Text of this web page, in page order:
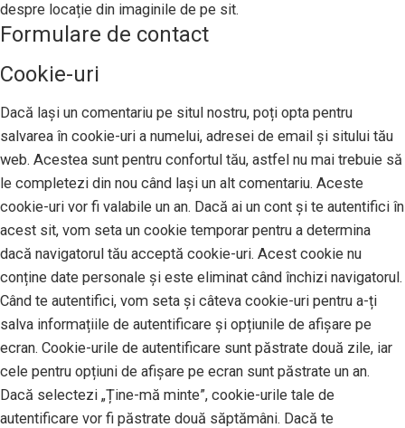
despre locație din imaginile de pe sit.
Formulare de contact
Cookie-uri
Dacă lași un comentariu pe situl nostru, poți opta pentru
salvarea în cookie-uri a numelui, adresei de email și sitului tău
web. Acestea sunt pentru confortul tău, astfel nu mai trebuie să
le completezi din nou când lași un alt comentariu. Aceste
cookie-uri vor fi valabile un an. Dacă ai un cont și te autentifici în
acest sit, vom seta un cookie temporar pentru a determina
dacă navigatorul tău acceptă cookie-uri. Acest cookie nu
conține date personale și este eliminat când închizi navigatorul.
Când te autentifici, vom seta și câteva cookie-uri pentru a-ți
salva informațiile de autentificare și opțiunile de afișare pe
ecran. Cookie-urile de autentificare sunt păstrate două zile, iar
cele pentru opțiuni de afișare pe ecran sunt păstrate un an.
Dacă selectezi „Ține-mă minte”, cookie-urile tale de
autentificare vor fi păstrate două săptămâni. Dacă te